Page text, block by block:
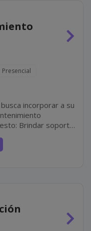
Presencial
incorporar a su
mediante
correctivo y